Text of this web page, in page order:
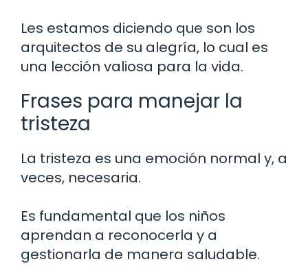
Les estamos diciendo que son los
arquitectos de su alegría, lo cual es
una lección valiosa para la vida.
Frases para manejar la
tristeza
La tristeza es una emoción normal y, a
veces, necesaria.
Es fundamental que los niños
aprendan a reconocerla y a
gestionarla de manera saludable.